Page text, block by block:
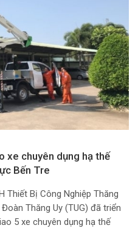
xe chuyên dụng hạ thế
Bến Tre
Thiết Bị Công Nghiệp Thăng
Thăng Uy (TUG) đã triển
5 xe chuyên dụng hạ thế